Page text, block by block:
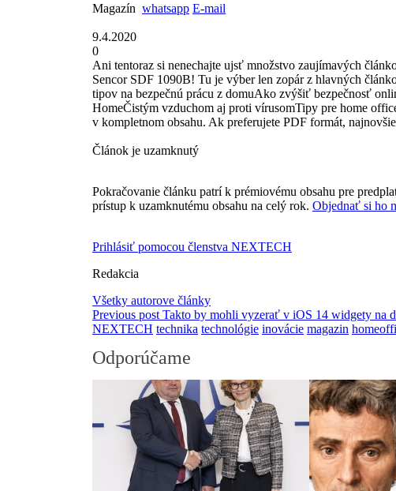
Magazín whatsapp E-mail
9.4.2020
0
Ani tentoraz si nenechajte ujsť množstvo zaujímavých
Sencor SDF 1090B! Tu je výber len zopár z hlavných
tipov na bezpečnú prácu z domuAko zvýšiť bezpečnosť
HomeČistým vzduchom aj proti vírusomTipy pre home
v kompletnom obsahu. Ak preferujete PDF formát,
Článok je uzamknutý
Pokračovanie článku patrí k prémiovému obsahu pre
prístup k uzamknutému obsahu na celý rok. Objednať si ho
Prihlásiť pomocou členstva NEXTECH
Redakcia
Všetky autorove články
Previous post Takto by mohli vyzerať v iOS 14 widgety na
NEXTECH technika technológie inovácie magazin
Odporúčame